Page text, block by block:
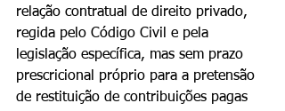
relação contratual de direito privado,
regida pelo Código Civil e pela
legislação específica, mas sem prazo
prescricional próprio para a pretensão
de restituição de contribuições pagas